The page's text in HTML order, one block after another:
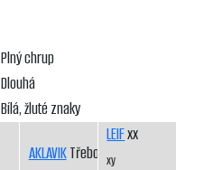
Plný chrup
Dlouhá
Bílá, žluté znaky
AKLAVIKTřeboň-Kopeček CS
LEIFxx
xy